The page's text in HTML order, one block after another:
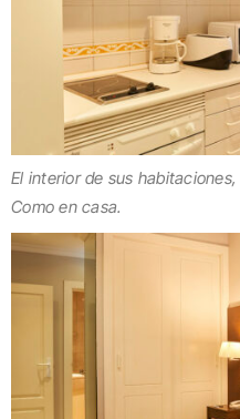
El interior de sus
Como en casa.